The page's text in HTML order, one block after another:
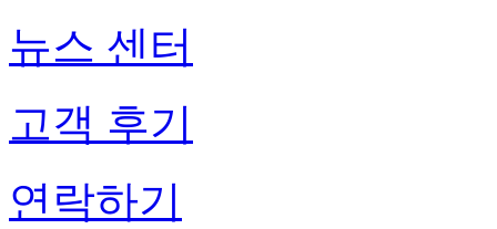
뉴스 센터
고객 후기
연락하기